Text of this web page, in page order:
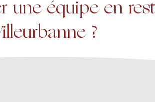
une équipe en
?